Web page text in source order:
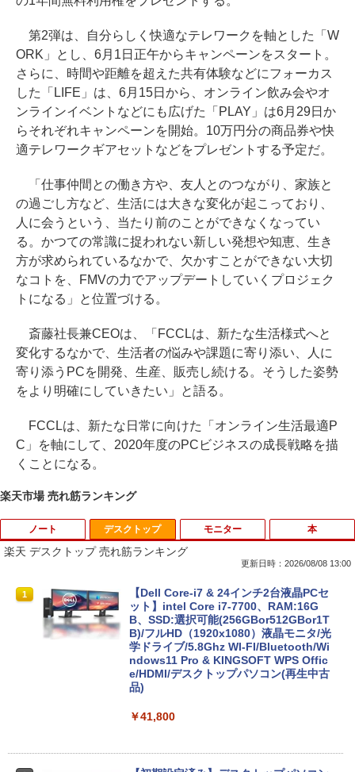
第2弾は、自分らしく快適なテレワークを軸とした「W
ORK」とし、6月1日正午からキャンペーンをスタート。
さらに、時間や距離を超えた共有体験などにフォーカス
した「LIFE」は、6月15日から、オンライン飲み会やオ
ンラインイベントなどにも広げた「PLAY」は6月29日か
らそれぞれキャンペーンを開始。10万円分の商品券や快
適テレワークギアセットなどをプレゼントする予定だ。
「仕事仲間との働き方や、友人とのつながり、家族と
の過ごし方など、生活には大きな変化が起こっており、
人に会うという、当たり前のことができなくなってい
る。かつての常識に捉われない新しい発想や知恵、生き
方が求められているなかで、欠かすことができない大切
なコトを、FMVの力でアップデートしていくプロジェク
トになる」と位置づける。
斎藤社長兼CEOは、「FCCLは、新たな生活様式へと
変化するなかで、生活者の悩みや課題に寄り添い、人に
寄り添うPCを開発、生産、販売し続ける。そうした姿勢
をより明確にしていきたい」と語る。
FCCLは、新たな日常に向けた「オンライン生活最適P
C」を軸にして、2020年度のPCビジネスの成長戦略を描
くことになる。
楽天市場 売れ筋ランキング
ノート
1
【期間限定破格金額！】新生活 新古品 W
in11搭載 パソコンノートパソコンoffice
付き 初心者向けノートPC 初期設定済 1
5.6型 インテル高速CPU ランダムで発送
メモリ4GB～ 高速SSD1TB 最大 フルHD
Webカメラ zoom 軽量薄型 無線 型番更
新で在庫処分
デスクトップ
楽天 デスクトップ 売れ筋ランキング
更新日時：2026/08/08 13:00
1
【Dell Core-i7 & 24インチ2台液晶PCセ
ット】intel Core i7-7700、RAM:16G
B、SSD:選択可能(256GBor512GBor1T
B)/フルHD（1920x1080）液晶モニタ/光
学ドライブ/5.8Ghz WI-FI/Bluetooth/Wi
ndows11 Pro & KINGSOFT WPS Offic
e/HDMI/デスクトップパソコン(再生中古
品)
￥41,800
モニター 本